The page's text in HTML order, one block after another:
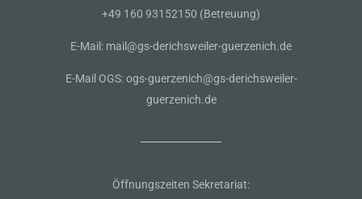
+49 160 93152150 (Betreuung)
E-Mail: mail@gs-derichsweiler-guerzenich.de
E-Mail OGS: ogs-guerzenich@gs-derichsweiler-
guerzenich.de
Öffnungszeiten Sekretariat: